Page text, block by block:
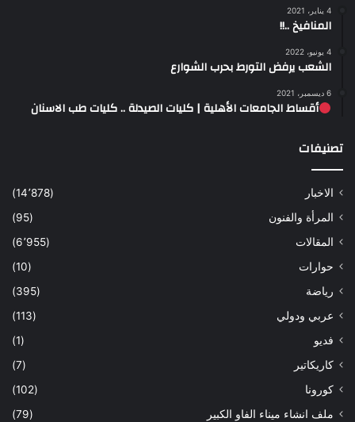
4 يناير، 2021
المنافيخ ..!!
4 يونيو، 2022
الشعب يرفض التورط بحرب الشوارع
6 ديسمبر، 2021
أقساط الجامعات الأهلية | كليات الصيدلة .. كليات طب الاسنان
تصنيفات
الاخبار
(14٬878)
المرأة والفنون
(95)
المقالات
(6٬955)
حوارات
(10)
رياضة
(395)
عربي ودولي
(113)
فديو
(1)
كاريكاتير
(7)
كورونا
(102)
ملف انشاء ميناء الفاو الكبير
(79)